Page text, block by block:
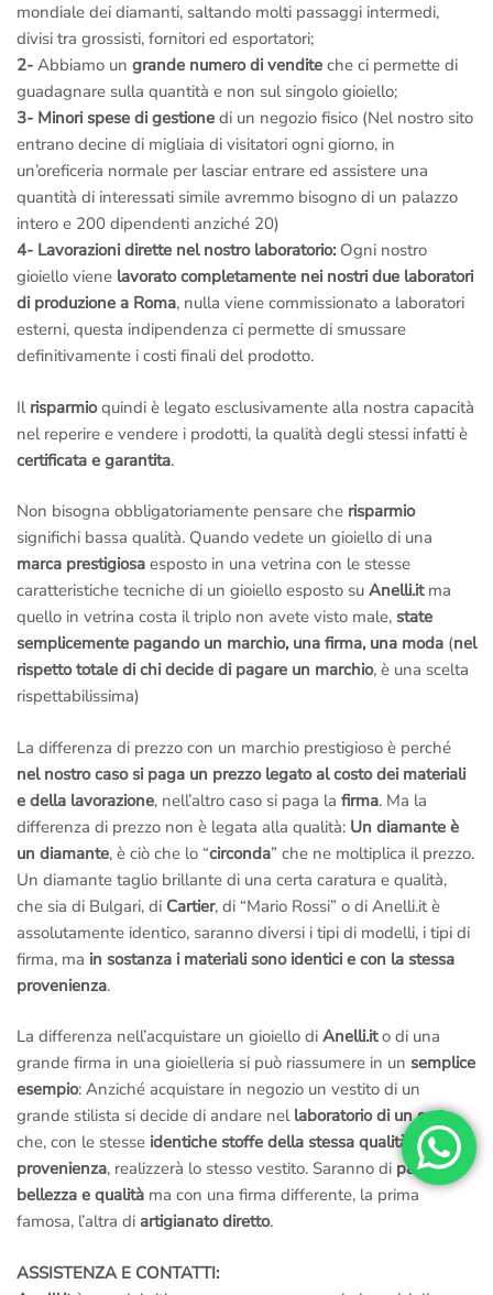
mondiale dei diamanti, saltando molti passaggi intermedi,
divisi tra grossisti, fornitori ed esportatori;
2- Abbiamo un grande numero di vendite che ci permette di
guadagnare sulla quantità e non sul singolo gioiello;
3- Minori spese di gestione di un negozio fisico (Nel nostro sito
entrano decine di migliaia di visitatori ogni giorno, in
un’oreficeria normale per lasciar entrare ed assistere una
quantità di interessati simile avremmo bisogno di un palazzo
intero e 200 dipendenti anziché 20)
4- Lavorazioni dirette nel nostro laboratorio: Ogni nostro
gioiello viene lavorato completamente nei nostri due laboratori
di produzione a Roma, nulla viene commissionato a laboratori
esterni, questa indipendenza ci permette di smussare
definitivamente i costi finali del prodotto.
Il risparmioquindi è legato esclusivamente alla nostra capacità
nel reperire e vendere i prodotti, la qualità degli stessi infatti è
certificata e garantita.
Non bisogna obbligatoriamente pensare che risparmio
significhi bassa qualità. Quando vedete un gioiello di una
marca prestigiosa esposto in una vetrina con le stesse
caratteristiche tecniche di un gioiello esposto su Anelli.it ma
quello in vetrina costa il triplo non avete visto male, state
semplicemente pagando un marchio, una firma, una moda (nel
rispetto totale di chi decide di pagare un marchio, è una scelta
rispettabilissima)
La differenza di prezzo con un marchio prestigioso è perché
nel nostro caso si paga un prezzo legato al costo dei materiali
e della lavorazione, nell’altro caso si paga la firma. Ma la
differenza di prezzo non è legata alla qualità: Un diamante è
un diamante, è ciò che lo “circonda” che ne moltiplica il prezzo.
Un diamante taglio brillante di una certa caratura e qualità,
che sia di Bulgari, di Cartier, di “Mario Rossi” o di Anelli.it è
assolutamente identico, saranno diversi i tipi di modelli, i tipi di
firma, ma in sostanza i materiali sono identici e con la stessa
provenienza.
La differenza nell’acquistare un gioiello di Anelli.ito di una
grande firma in una gioielleria si può riassumere in un semplice
esempio: Anziché acquistare in negozio un vestito di un
grande stilista si decide di andare nellaboratorio di un sarto
che, con le stesse identiche stoffe della stessa qualità e
provenienza, realizzerà lo stesso vestito. Saranno di pari
bellezza e qualità ma con una firma differente, la prima
famosa, l’altra di artigianato diretto.
ASSISTENZA E CONTATTI: